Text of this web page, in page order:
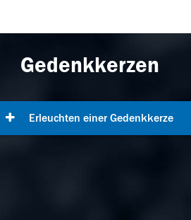
Gedenkkerzen
Erleuchten einer Gedenkkerze